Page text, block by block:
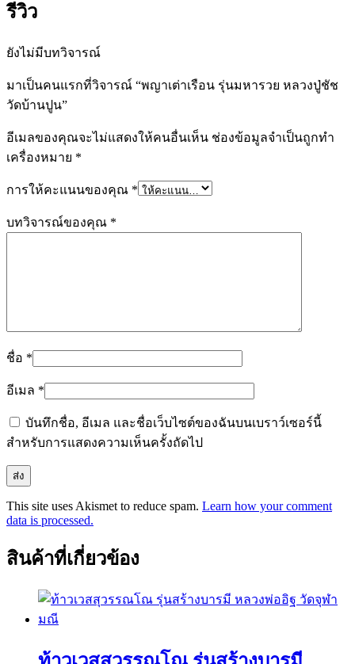
รีวิว
ยังไม่มีบทวิจารณ์
มาเป็นคนแรกที่วิจารณ์ “พญาเต่าเรือน รุ่นมหารวย หลวงปู่ชัช
วัดบ้านปูน”
อีเมลของคุณจะไม่แสดงให้คนอื่นเห็น ช่องข้อมูลจำเป็นถูกทำ
เครื่องหมาย *
การให้คะแนนของคุณ *
บทวิจารณ์ของคุณ *
ชื่อ *
อีเมล *
บันทึกชื่อ, อีเมล และชื่อเว็บไซต์ของฉันบนเบราว์เซอร์นี้
สำหรับการแสดงความเห็นครั้งถัดไป
This site uses Akismet to reduce spam. Learn how your comment
data is processed.
สินค้าที่เกี่ยวข้อง